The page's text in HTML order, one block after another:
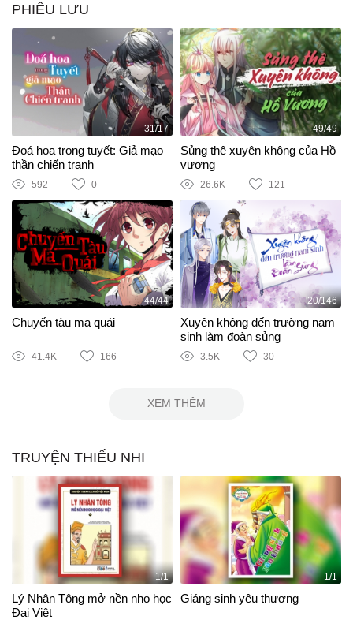
PHIÊU LƯU
31/17
Đoá hoa trong tuyết: Giả mạo
thần chiến tranh
592 0
49/49
Sủng thê xuyên không của Hồ
vương
26.6K 121
44/44
Chuyến tàu ma quái
41.4K 166
20/146
Xuyên không đến trường nam
sinh làm đoàn sủng
3.5K 30
XEM THÊM
TRUYỆN THIẾU NHI
1/1
Lý Nhân Tông mở nền nho học
Đại Việt
1/1
Giáng sinh yêu thương